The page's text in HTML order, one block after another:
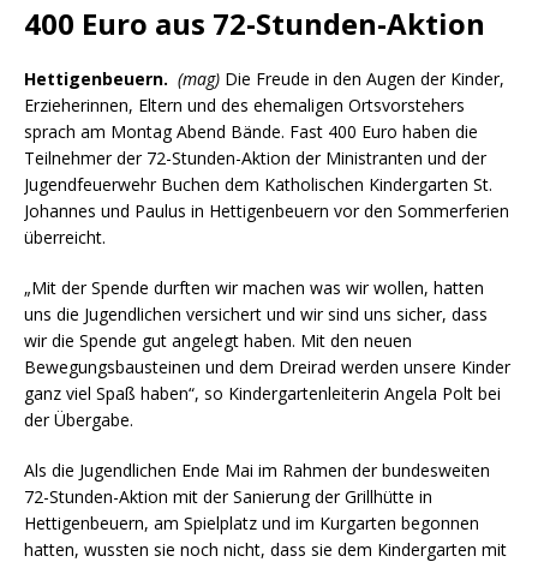
400 Euro aus 72-Stunden-Aktion
Hettigenbeuern. (mag) Die Freude in den Augen der Kinder,
Erzieherinnen, Eltern und des ehemaligen Ortsvorstehers
sprach am Montag Abend Bände. Fast 400 Euro haben die
Teilnehmer der 72-Stunden-Aktion der Ministranten und der
Jugendfeuerwehr Buchen dem Katholischen Kindergarten St.
Johannes und Paulus in Hettigenbeuern vor den Sommerferien
überreicht.
„Mit der Spende durften wir machen was wir wollen, hatten
uns die Jugendlichen versichert und wir sind uns sicher, dass
wir die Spende gut angelegt haben. Mit den neuen
Bewegungsbausteinen und dem Dreirad werden unsere Kinder
ganz viel Spaß haben“, so Kindergartenleiterin Angela Polt bei
der Übergabe.
Als die Jugendlichen Ende Mai im Rahmen der bundesweiten
72-Stunden-Aktion mit der Sanierung der Grillhütte in
Hettigenbeuern, am Spielplatz und im Kurgarten begonnen
hatten, wussten sie noch nicht, dass sie dem Kindergarten mit